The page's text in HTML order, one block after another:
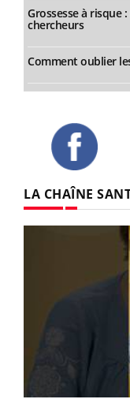
Grossesse à risque
chercheurs
Comment oublier
LA CHAÎNE